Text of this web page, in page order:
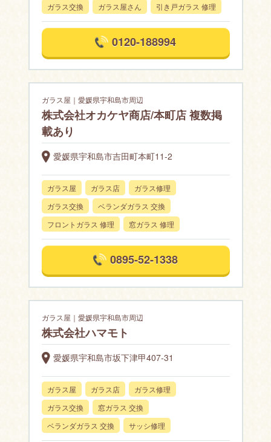
ガラス交換 ガラス屋さん 引き戸ガラス 修理
0120-188994
ガラス屋｜愛媛県宇和島市周辺
株式会社オカケヤ商店/本町店 複数掲
載あり
愛媛県宇和島市吉田町本町11-2
ガラス屋 ガラス店
ガラス修理
ガラス交換
ベランダガラス 交換
フロントガラス 修理
窓ガラス 修理
0895-52-1338
ガラス屋｜愛媛県宇和島市周辺
株式会社ハマモト
愛媛県宇和島市坂下津甲407-31
ガラス屋 ガラス店
ガラス修理
ガラス交換
窓ガラス 交換
ベランダガラス 交換
サッシ修理